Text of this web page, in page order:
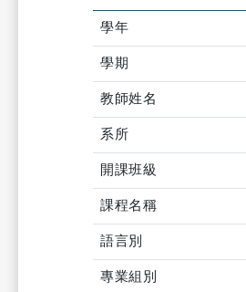
學年
學期
教師姓名
系所
開課班級
課程名稱
語言別
專業組別